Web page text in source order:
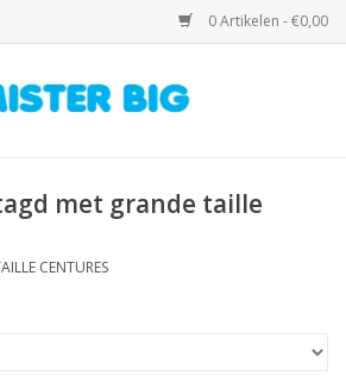
0 Artikelen - €0,00
met grande taille
CENTURES